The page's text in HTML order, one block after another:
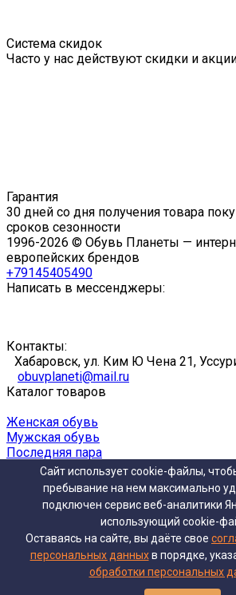
Сайт использует cookie-файлы,
пребывание на нем максимально
подключен сервис веб-аналитики
использующий cookie-
Оставаясь на сайте, вы даёте свое
персональных данныхв порядке,
обработки персональных
Система скидок
Часто у нас действуют скидки и
Гарантия
30 дней со дня получения товара
сроков сезонности
1996-2026 © Обувь Планеты —
европейских брендов
+79145405490
Написать в мессенджеры:
Контакты:
Хабаровск, ул. Ким Ю Чена 21,
obuvplaneti@mail.ru
Каталог товаров
Женская обувь
Мужская обувь
Последняя пара
Полный каталог обуви
Помощь
Доставка и оплата
Информация